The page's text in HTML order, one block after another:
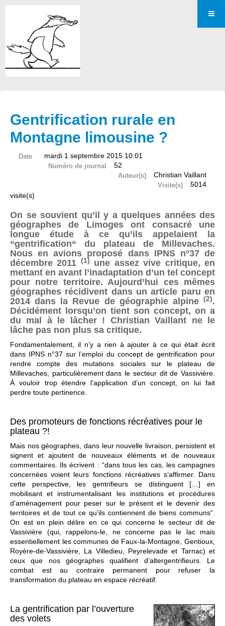
Gentrification rurale en
Montagne limousine ?
Date mardi 1 septembre 2015 10:01
Numéro de journal 52
Auteur(s) Christian Vaillant
Visite(s)
5014
visite(s)
On se souvient qu’il y a quelques années des
géographes de Limoges ont consacré une
longue étude à ce qu’ils appelaient la
“gentrification“ du plateau de Millevaches.
Nous en avions proposé dans IPNS n°37 de
décembre 2011 (1)
une assez vive critique, en
mettant en avant l’inadaptation d’un tel concept
pour notre territoire. Aujourd’hui ces mêmes
géographes récidivent dans un article paru en
2014 dans la Revue de géographie alpine (2).
Décidément lorsqu’on tient son concept, on a
du mal à le lâcher ! Christian Vaillant ne le
lâche pas non plus sa critique.
Fondamentalement, il n’y a rien à ajouter à ce qui était écrit
dans IPNS n°37 sur l’emploi du concept de gentrification pour
rendre compte des mutations sociales sur le plateau de
Millevaches, particulièrement dans le secteur dit de Vassivière.
À vouloir trop étendre l’application d’un concept, on lui fait
perdre toute pertinence.
Des promoteurs de fonctions récréatives pour le
plateau ?!
Mais nos géographes, dans leur nouvelle livraison, persistent et
signent et ajoutent de nouveaux éléments et de nouveaux
commentaires. Ils écrivent : “dans tous les cas, les campagnes
concernées voient leurs fonctions récréatives s’affirmer. Dans
cette perspective, les gentrifieurs se distinguent […] en
mobilisant et instrumentalisant les institutions et procédures
d’aménagement pour peser sur le présent et le devenir des
territoires et de tout ce qu’ils contiennent de biens communs“.
On est en plein délire en ce qui concerne le secteur dit de
Vassivière (qui, rappelons-le, ne concerne pas le lac mais
essentiellement les communes de Faux-la-Montagne, Gentioux,
Royère-de-Vassivière, La Villedieu, Peyrelevade et Tarnac) et
ceux que nos géographes qualifient d’altergentrifieurs. Le
combat est au contraire permanent pour refuser la
transformation du plateau en espace récréatif.
La gentrification par l’ouverture
des volets